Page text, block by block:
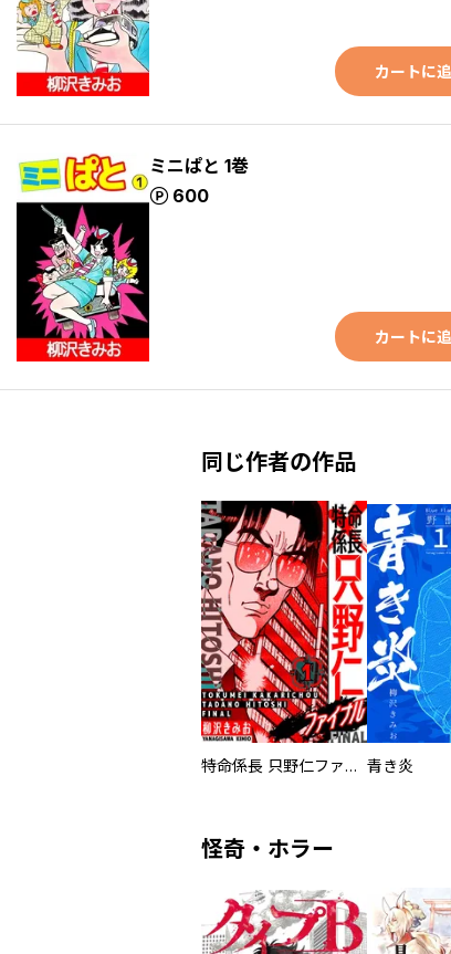
カートに
ミニぱと 1巻
600
ポイント
カートに
同じ作者の作品
特命係長 只野仁ファイナル 愛蔵版 青き炎
怪奇・ホラー